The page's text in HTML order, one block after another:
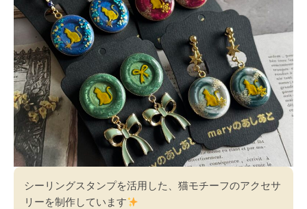
シーリングスタンプを活用した、猫モチーフのアクセサ
リーを制作しています